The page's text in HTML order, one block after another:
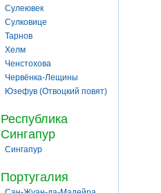
Сулеювек
Сулковице
Тарнов
Хелм
Ченстохова
Червёнка-Лещины
Юзефув (Отвоцкий повят)
Республика
Сингапур
Сингапур
Португалия